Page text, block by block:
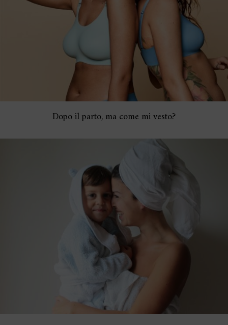
Dopo il parto, ma come mi vesto?